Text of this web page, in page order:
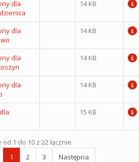
dla
14 KB
dla
14 KB
dla
14 KB
dla
14 KB
15 KB
od 1 do 10 z 22 łącznie
1 2 3 Następna